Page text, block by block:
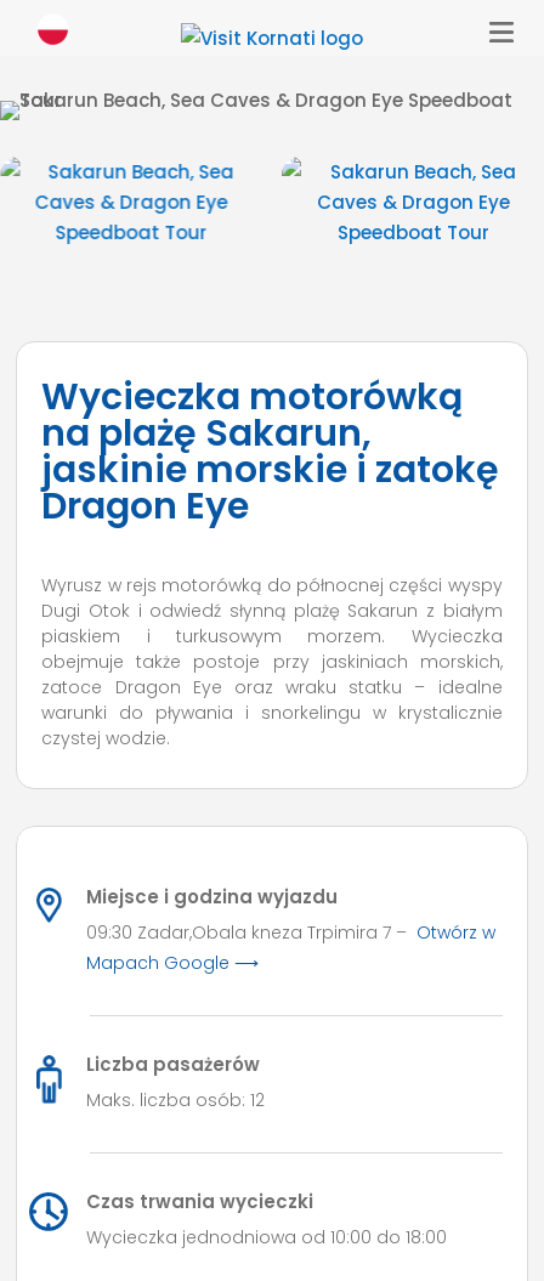
Wycieczka motorówką
na plażę Sakarun,
jaskinie morskie i zatokę
Dragon Eye
Wyrusz w rejs motorówką do północnej części wyspy
Dugi Otok i odwiedź słynną plażę Sakarun z białym
piaskiem i turkusowym morzem. Wycieczka
obejmuje także postoje przy jaskiniach morskich,
zatoce Dragon Eye oraz wraku statku – idealne
warunki do pływania i snorkelingu w krystalicznie
czystej wodzie.
Miejsce i godzina wyjazdu
09:30 Zadar,Obala kneza Trpimira 7 – Otwórz w
Mapach Google ⟶
Liczba pasażerów
Maks. liczba osób: 12
Czas trwania wycieczki
Wycieczka jednodniowa od 10:00 do 18:00